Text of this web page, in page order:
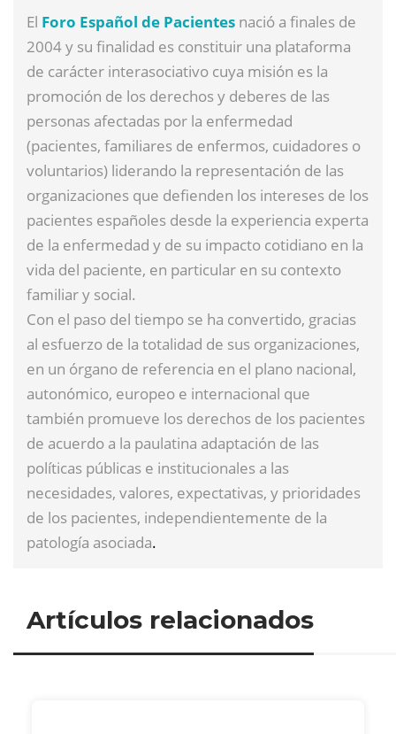
El Foro Español de Pacientes nació a finales de
2004 y su finalidad es constituir una plataforma
de carácter interasociativo cuya misión es la
promoción de los derechos y deberes de las
personas afectadas por la enfermedad
(pacientes, familiares de enfermos, cuidadores o
voluntarios) liderando la representación de las
organizaciones que defienden los intereses de los
pacientes españoles desde la experiencia experta
de la enfermedad y de su impacto cotidiano en la
vida del paciente, en particular en su contexto
familiar y social.
Con el paso del tiempo se ha convertido, gracias
al esfuerzo de la totalidad de sus organizaciones,
en un órgano de referencia en el plano nacional,
autonómico, europeo e internacional que
también promueve los derechos de los pacientes
de acuerdo a la paulatina adaptación de las
políticas públicas e institucionales a las
necesidades, valores, expectativas, y prioridades
de los pacientes, independientemente de la
patología asociada.
Artículos relacionados